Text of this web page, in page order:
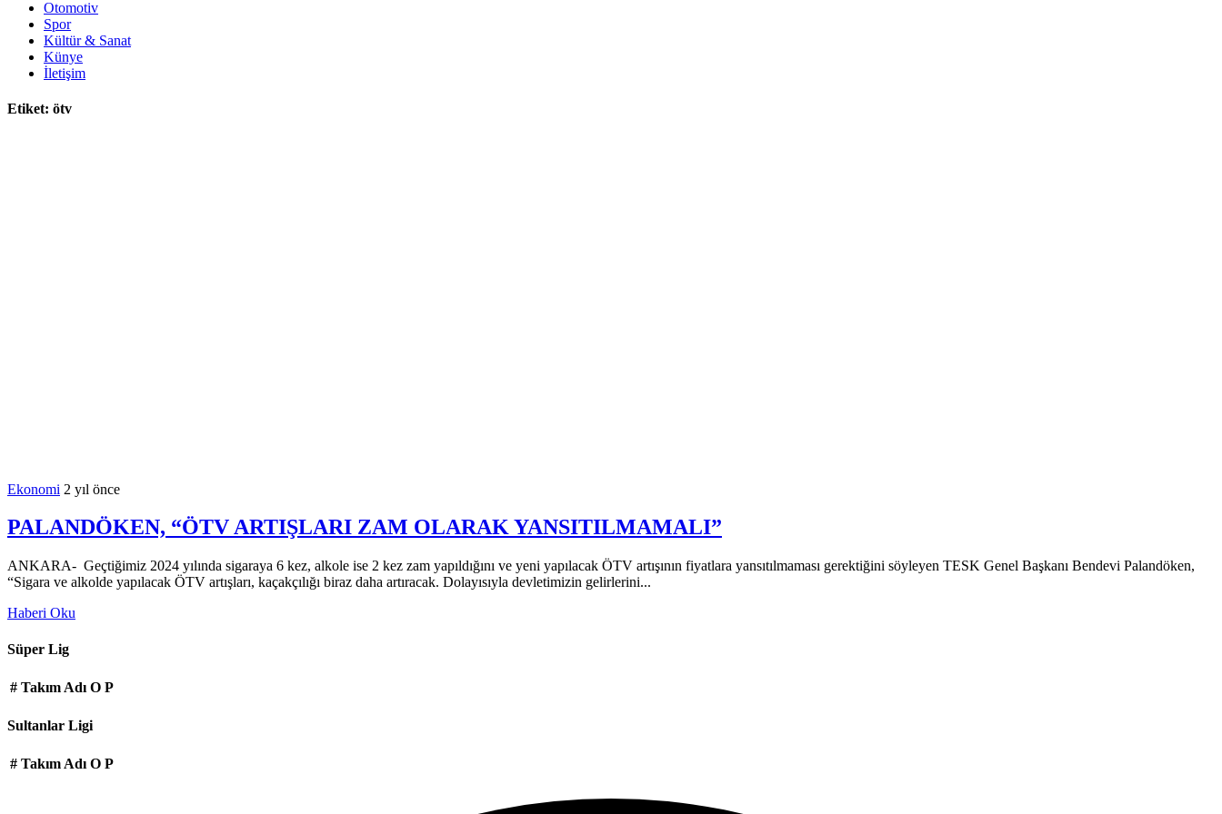
Otomotiv
Spor
Kültür & Sanat
Künye
İletişim
Etiket: ötv
Ekonomi 2 yıl önce
PALANDÖKEN, “ÖTV ARTIŞLARI ZAM OLARAK YANSITILMAMALI”
ANKARA- Geçtiğimiz 2024 yılında sigaraya 6 kez, alkole ise 2 kez zam yapıldığını ve yeni yapılacak ÖTV artışının fiyatlara yansıtılmaması gerektiğini söyleyen TESK Genel Başkanı Bendevi Palandöken,
“Sigara ve alkolde yapılacak ÖTV artışları, kaçakçılığı biraz daha artıracak. Dolayısıyla devletimizin gelirlerini...
Haberi Oku
Süper Lig
# Takım Adı O P
Sultanlar Ligi
# Takım Adı O P